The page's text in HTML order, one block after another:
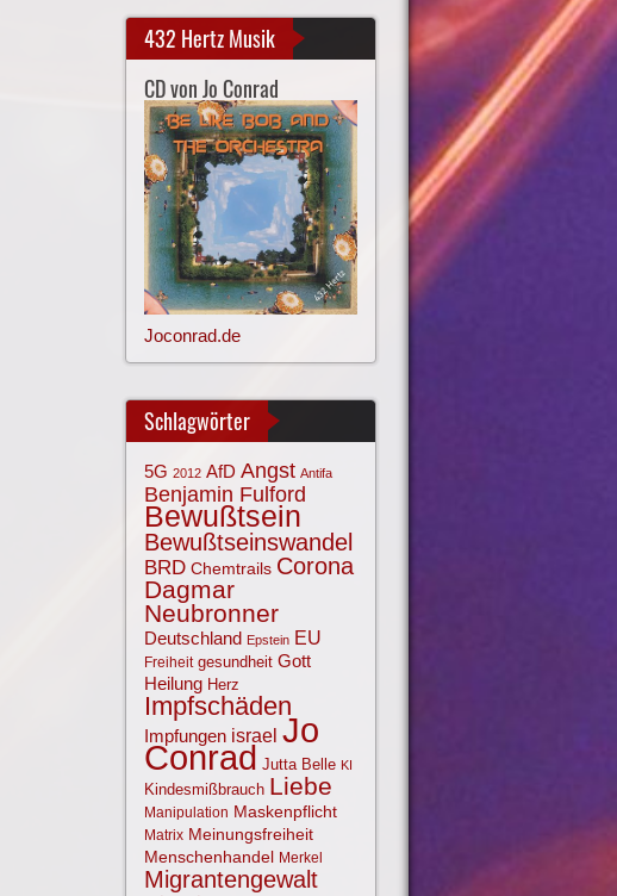
432 Hertz Musik
CD von Jo Conrad
Joconrad.de
Schlagwörter
5G 2012 AfD Angst Antifa
Benjamin Fulford
Bewußtsein
Bewußtseinswandel
BRD Chemtrails Corona
Dagmar
Neubronner
Deutschland Epstein EU
Freiheit gesundheit Gott
Heilung Herz
Impfschäden
Impfungen israel Jo
Conrad Jutta Belle KI
Kindesmißbrauch Liebe
Manipulation Maskenpflicht
Matrix Meinungsfreiheit
Menschenhandel Merkel
Migrantengewalt